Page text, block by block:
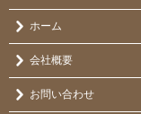
ホーム
会社概要
お問い合わせ